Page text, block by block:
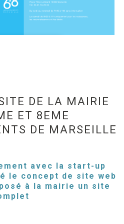
DE LA MAIRIE
ET 8EME
DE MARSEILLE
avec la start-up
le concept de site web
à la mairie un site